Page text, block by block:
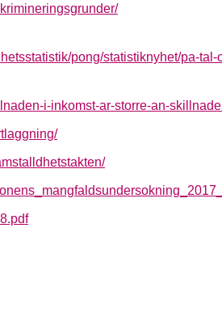
pong/statistiknyhet/pa-tal-
i-inkomst-ar-storre-an-